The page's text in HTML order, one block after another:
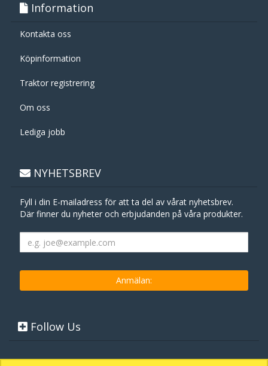
Information
Kontakta oss
Köpinformation
Traktor registrering
Om oss
Lediga jobb
NYHETSBREV
Fyll i din E-mailadress för att ta del av vårat nyhetsbrev.
Där finner du nyheter och erbjudanden på våra produkter.
Follow Us